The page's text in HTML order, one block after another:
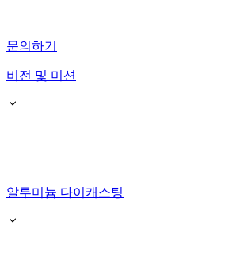
문의하기
비전 및 미션
알루미늄 다이캐스팅